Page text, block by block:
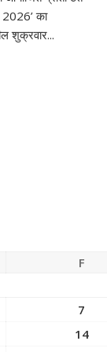
2026’ का
शुक्रवार...
F
7
14